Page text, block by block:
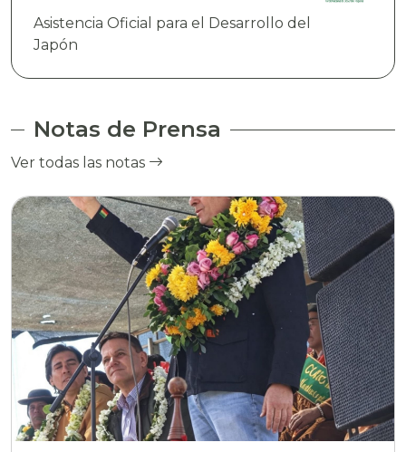
Asistencia Oficial para el Desarrollo del
Japón
Notas de Prensa
Ver todas las notas